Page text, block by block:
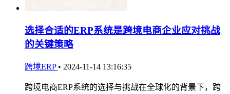
选择合适的ERP系统是跨境电商企业应对挑战
的关键策略
跨境ERP • 2024-11-14 13:16:35
跨境电商ERP系统的选择与挑战在全球化的背景下，跨